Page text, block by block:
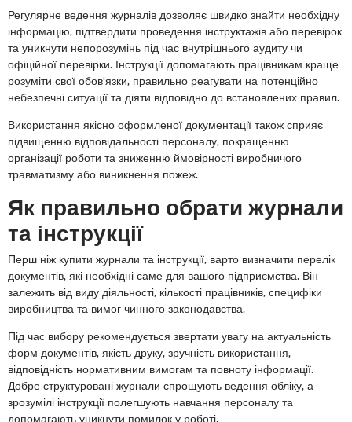
Регулярне ведення журналів дозволяє швидко знайти необхідну
інформацію, підтвердити проведення інструктажів або перевірок
та уникнути непорозумінь під час внутрішнього аудиту чи
офіційної перевірки. Інструкції допомагають працівникам краще
розуміти свої обов'язки, правильно реагувати на потенційно
небезпечні ситуації та діяти відповідно до встановлених правил.
Використання якісно оформленої документації також сприяє
підвищенню відповідальності персоналу, покращенню
організації роботи та зниженню ймовірності виробничого
травматизму або виникнення пожеж.
Як правильно обрати журнали
та інструкції
Перш ніж купити журнали та інструкції, варто визначити перелік
документів, які необхідні саме для вашого підприємства. Він
залежить від виду діяльності, кількості працівників, специфіки
виробництва та вимог чинного законодавства.
Під час вибору рекомендується звертати увагу на актуальність
форм документів, якість друку, зручність використання,
відповідність нормативним вимогам та повноту інформації.
Добре структуровані журнали спрощують ведення обліку, а
зрозумілі інструкції полегшують навчання персоналу та
допомагають уникнути помилок у роботі.